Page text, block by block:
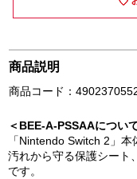
商品説明
商品コード：
＜BEE-A-PSSAAについ
「Nintendo Switch 2」
汚れから守る保護シート
です。